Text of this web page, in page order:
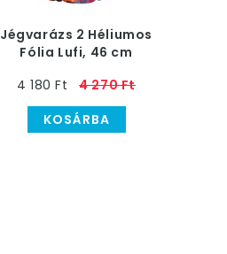
Jégvarázs 2 Héliumos
Fólia Lufi, 46 cm
4 180 Ft
4 270 Ft
KOSÁRBA